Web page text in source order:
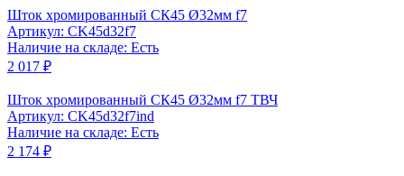
Шток хромированный СК45 Ø32мм f7
Артикул: CK45d32f7
Наличие на складе: Есть
2 017 ₽
Шток хромированный СК45 Ø32мм f7 ТВЧ
Артикул: CK45d32f7ind
Наличие на складе: Есть
2 174 ₽